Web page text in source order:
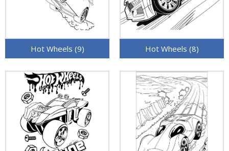
Hot Wheels (9) Hot Wheels (8)